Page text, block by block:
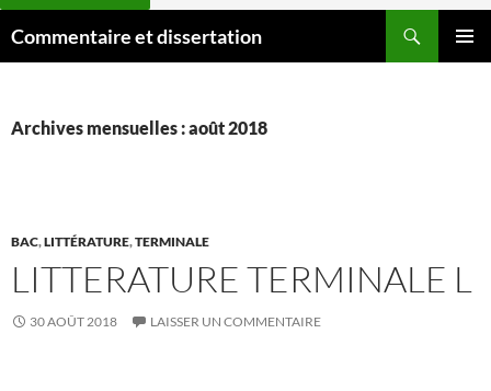
auCommentaire et dissertation
Archives mensuelles : août 2018
BAC,LITTÉRATURE,TERMINALE
LITTERATURE TERMINALE L
30 AOÛT 2018 LAISSER UN COMMENTAIRE